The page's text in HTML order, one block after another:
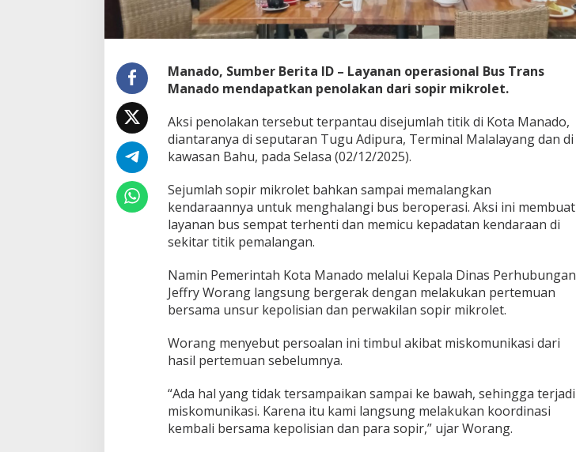
o
O
l
h
S
o
i
r
M
r
o
l
e
P
e
m
o
M
n
a
d
Manado, Sumber Berita ID – Layanan operasional Bus Trans
Manado mendapatkan penolakan dari sopir mikrolet.
Aksi penolakan tersebut terpantau disejumlah titik di Kota Manado,
diantaranya di seputaran Tugu Adipura, Terminal Malalayang dan di
kawasan Bahu, pada Selasa (02/12/2025).
Sejumlah sopir mikrolet bahkan sampai memalangkan
kendaraannya untuk menghalangi bus beroperasi. Aksi ini membuat
layanan bus sempat terhenti dan memicu kepadatan kendaraan di
sekitar titik pemalangan.
Namin Pemerintah Kota Manado melalui Kepala Dinas Perhubungan
Jeffry Worang langsung bergerak dengan melakukan pertemuan
bersama unsur kepolisian dan perwakilan sopir mikrolet.
Worang menyebut persoalan ini timbul akibat miskomunikasi dari
hasil pertemuan sebelumnya.
“Ada hal yang tidak tersampaikan sampai ke bawah, sehingga terjadi
miskomunikasi. Karena itu kami langsung melakukan koordinasi
kembali bersama kepolisian dan para sopir,” ujar Worang.